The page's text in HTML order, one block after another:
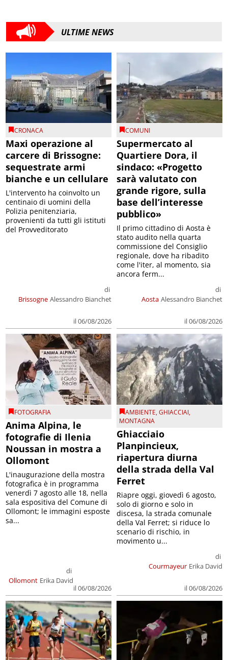
ULTIME NEWS
CRONACA
Maxi operazione al
carcere di Brissogne:
sequestrate armi
bianche e un cellulare
Brissogne
di
Alessandro Bianchet
il 06/08/2026
L'intervento ha coinvolto un
centinaio di uomini della
Polizia penitenziaria,
provenienti da tutti gli istituti
del Provveditorato
COMUNI
Supermercato al
Quartiere Dora, il
sindaco: «Progetto
sarà valutato con
grande rigore, sulla
base dell’interesse
pubblico»
Aosta
di
Alessandro Bianchet
il 06/08/2026
Il primo cittadino di Aosta è
stato audito nella quarta
commissione del Consiglio
regionale, dove ha ribadito
come l'iter, al momento, sia
ancora ferm...
FOTOGRAFIA
Anima Alpina, le
fotografie di Ilenia
Noussan in mostra a
Ollomont
Ollomont
di
Erika David
il 06/08/2026
L'inaugurazione della mostra
fotografica è in programma
venerdì 7 agosto alle 18, nella
sala espositiva del Comune di
Ollomont; le immagini esposte
sa...
AMBIENTE,GHIACCIAI,
MONTAGNA
Ghiacciaio
Planpincieux,
riapertura diurna
della strada della Val
Ferret
Courmayeur
di
Erika David
il 06/08/2026
Riapre oggi, giovedì 6 agosto,
solo di giorno e solo in
discesa, la strada comunale
della Val Ferret; si riduce lo
scenario di rischio, in
movimento u...